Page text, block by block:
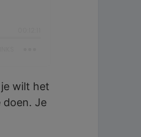
wilt het
doen. Je